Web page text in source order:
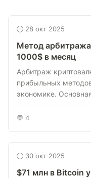
🕒 28 окт 2025
Метод
1000$ в месяц
Арбитраж
прибыльных
экономике.
💬 4
🕒 30 окт 2025
$71 млн в Bitcoin